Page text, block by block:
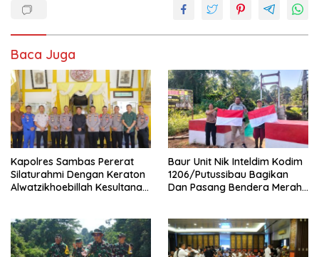
Baca Juga
‎Kapolres Sambas Pererat
Silaturahmi Dengan Keraton
Alwatzikhoebillah Kesultanan
Baur Unit Nik Inteldim Kodim
1206/Putussibau Bagikan
Dan Pasang Bendera Merah